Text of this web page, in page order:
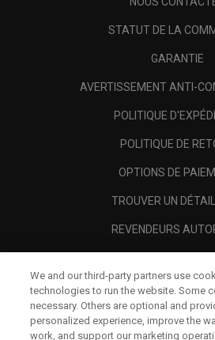
STATUT DE LA
GARANTIE
AVERTISSEMENT ANTI-
POLITIQUE
POLITIQUE DE
OPTIONS DE
TROUVER UN
REVENDEURS
A PROPOS
MENTIONS
We and our third-party partners use
technologies to run the website. Some
necessary. Others are optional and
personalized experience, improve the
work, and support our marketing